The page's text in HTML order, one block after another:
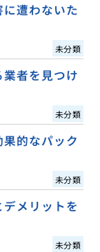
遭わないた
未分類
者を見つけ
未分類
的なパック
未分類
メリットを
未分類